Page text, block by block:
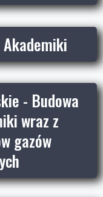
Akademiki
- Budowa
wraz z
gazów